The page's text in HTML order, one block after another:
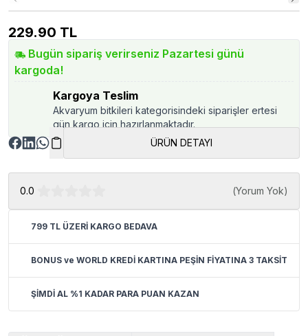
229.90 TL
Bugün sipariş verirseniz Pazartesi günü
kargoda!
Kargoya Teslim
Akvaryum bitkileri kategorisindeki siparişler ertesi
gün kargo için hazırlanmaktadır.
ÜRÜN DETAYI
0.0 (Yorum Yok)
799 TL ÜZERİ KARGO BEDAVA
BONUS ve WORLD KREDİ KARTINA PEŞİN FİYATINA 3 TAKSİT
ŞİMDİ AL %1 KADAR PARA PUAN KAZAN